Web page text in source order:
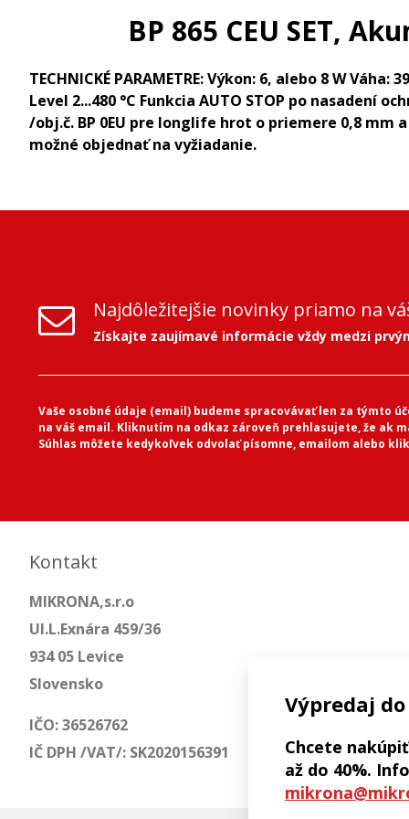
BP 865 CEU SET,
TECHNICKÉ PARAMETRE: Výkon: 6, alebo 8 W
Level 2...480 °C Funkcia AUTO STOP po nasadení
/obj.č. BP 0EU pre longlife hrot o priemere 0,8 mm
možné objednať na vyžiadanie.
Najdôležitejšie novinky priamo na
Získajte zaujímavé informácie vždy medzi
Vaše osobné údaje (email) budeme spracovávať len za týmto
na váš email. Kliknutím na odkaz zároveň prehlasujete, že ak
Súhlas môžete kedykoľvek odvolať písomne, emailom alebo
Kontakt
MIKRONA,s.r.o
Ul.L.Exnára 459/36
934 05 Levice
Slovensko
IČO: 36526762
IČ DPH /VAT/: SK2020156391
Výpredaj
Chcete
až do 40%.